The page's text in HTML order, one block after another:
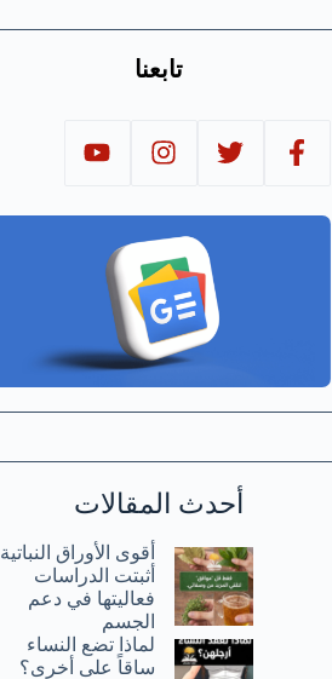
تابعنا
أحدث المقالات
أقوى الأوراق النباتية
أثبتت الدراسات
فعاليتها في دعم
الجسم
لماذا تضع النساء
ساقاً على أخرى؟